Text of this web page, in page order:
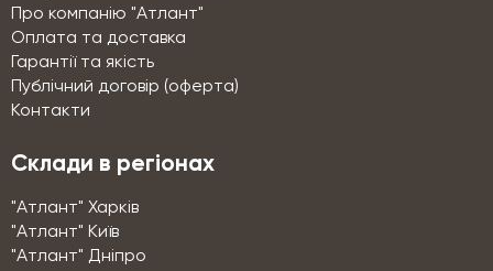
Про компанію "Атлант"
Оплата та доставка
Гарантії та якість
Публічний договір (оферта)
Контакти
Склади в регіонах
"Атлант" Харків
"Атлант" Київ
"Атлант" Дніпро